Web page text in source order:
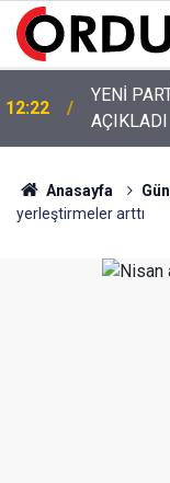
12:22
YENİ
AÇIKLADI
Anasayfa
yerleştirmeler arttı